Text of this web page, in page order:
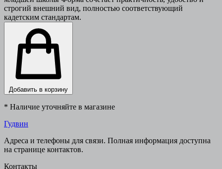
строгий внешний вид, полностью соответствующий
кадетским стандартам.
Добавить в корзину
* Наличие уточняйте в магазине
Гудвин
Адреса и телефоны для связи. Полная информация доступна
на странице контактов.
Контакты